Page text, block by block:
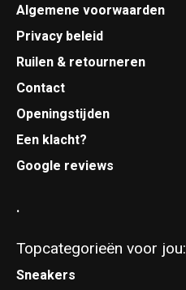
Algemene voorwaarden
Privacy beleid
Ruilen & retourneren
Contact
Openingstijden
Een klacht?
Google reviews
.
Topcategorieën voor jou:
Sneakers